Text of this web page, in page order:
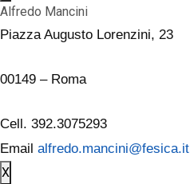
Alfredo Mancini
Piazza Augusto Lorenzini, 23
00149 – Roma
Cell. 392.3075293
Email alfredo.mancini@fesica.it
X